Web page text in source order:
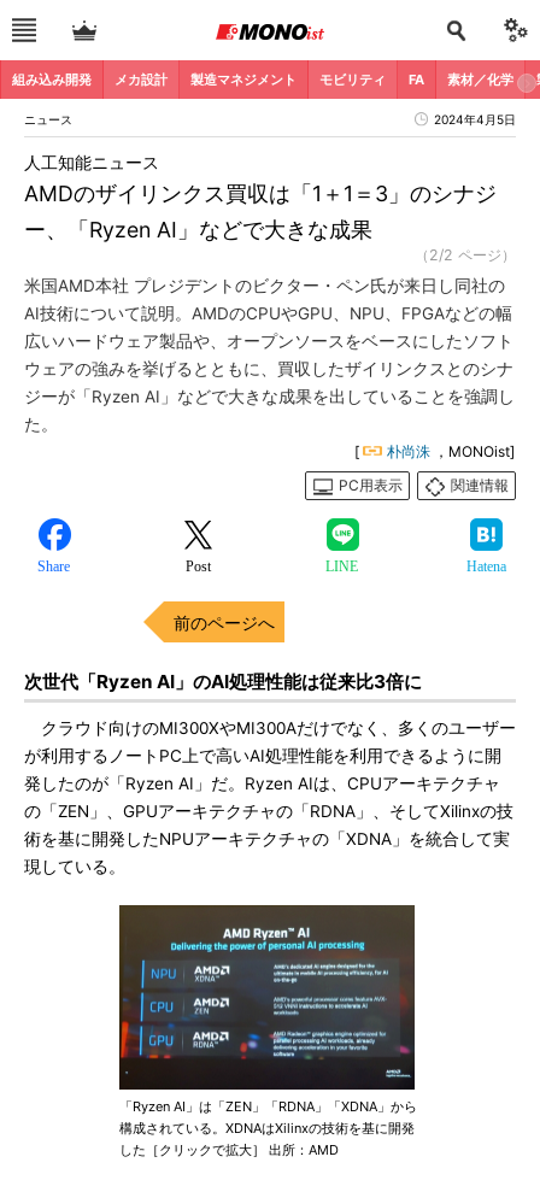
組み込み開発 メカ設計 製造マネジメント モビリティ FA 素材／化学
ニュース 2024年4月5日
AMDのザイリンクス買収は「1＋1＝3」のシナジ
ー、「Ryzen AI」などで大きな成果
人工知能ニュース
（2/2 ページ）
米国AMD本社 プレジデントのビクター・ペン氏が来日し同社の
AI技術について説明。AMDのCPUやGPU、NPU、FPGAなどの幅
広いハードウェア製品や、オープンソースをベースにしたソフト
ウェアの強みを挙げるとともに、買収したザイリンクスとのシナ
ジーが「Ryzen AI」などで大きな成果を出していることを強調し
た。
[ 朴尚洙 ，MONOist]
PC用表示
関連情報
Share Post LINE Hatena
前のページへ
次世代「Ryzen AI」のAI処理性能は従来比3倍に
クラウド向けのMI300XやMI300Aだけでなく、多くのユーザー
が利用するノートPC上で高いAI処理性能を利用できるように開
発したのが「Ryzen AI」だ。Ryzen AIは、CPUアーキテクチャ
の「ZEN」、GPUアーキテクチャの「RDNA」、そしてXilinxの技
術を基に開発したNPUアーキテクチャの「XDNA」を統合して実
現している。
「Ryzen AI」は「ZEN」「RDNA」「XDNA」から
構成されている。XDNAはXilinxの技術を基に開発
した［クリックで拡大］ 出所：AMD